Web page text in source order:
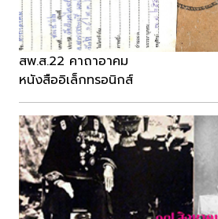
สพ.ส.22 คาถาอาคม
หนังสืออิเล็กทรอนิกส์